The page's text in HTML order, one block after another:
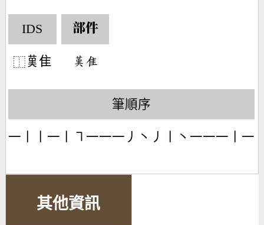
IDS
⿰𦰩隹
部件
󶇰󶇒
筆順序
一丨丨一丨㇕一一一丿丶丿丨丶一一一丨一
其他資訊